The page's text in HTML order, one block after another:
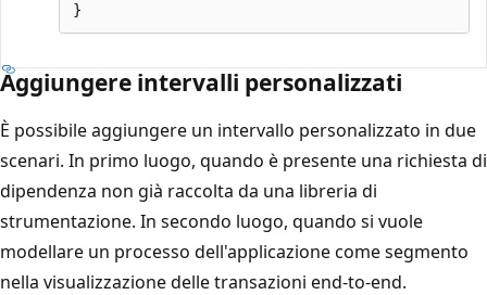
Aggiungere intervalli personalizzati
È possibile aggiungere un intervallo personalizzato in due
scenari. In primo luogo, quando è presente una richiesta di
dipendenza non già raccolta da una libreria di
strumentazione. In secondo luogo, quando si vuole
modellare un processo dell'applicazione come segmento
nella visualizzazione delle transazioni end-to-end.